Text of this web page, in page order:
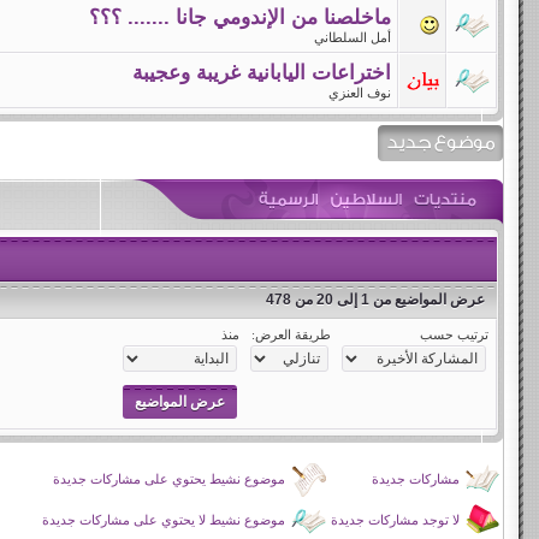
ماخلصنا من الإندومي جانا ....... ؟؟؟
أمل السلطاني
اختراعات اليابانية غريبة وعجيبة
نوف العنزي
عرض المواضيع من 1 إلى 20 من 478
ترتيب حسب طريقة العرض: منذ
مشاركات جديدة موضوع نشيط يحتوي على مشاركات جديدة
لا توجد مشاركات جديدة موضوع نشيط لا يحتوي على مشاركات جديدة